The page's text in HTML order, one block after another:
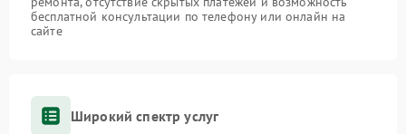
бесплатной консультации по телефону или онлайн на
сайте
Широкий спектр услуг